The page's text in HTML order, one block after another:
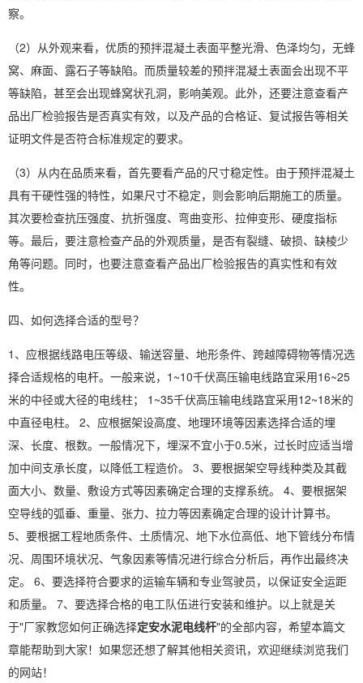
察。
（2）从外观来看，优质的预拌混凝土表面平整光滑、色泽均匀，无蜂
窝、麻面、露石子等缺陷。而质量较差的预拌混凝土表面会出现不平
等缺陷，甚至会出现蜂窝状孔洞，影响美观。此外，还要注意查看产
品出厂检验报告是否真实有效，以及产品的合格证、复试报告等相关
证明文件是否符合标准规定的要求。
（3）从内在品质来看，首先要看产品的尺寸稳定性。由于预拌混凝土
具有干硬性强的特性，如果尺寸不稳定，则会影响后期施工的质量。
其次要检查抗压强度、抗折强度、弯曲变形、拉伸变形、硬度指标
等。最后，要注意检查产品的外观质量，是否有裂缝、破损、缺棱少
角等问题。同时，也要注意查看产品出厂检验报告的真实性和有效
性。
四、如何选择合适的型号？
1、应根据线路电压等级、输送容量、地形条件、跨越障碍物等情况选
择合适规格的电杆。一般来说，1~10千伏高压输电线路宜采用16~25
米的中径或大径的电线柱； 1~35千伏高压输电线路宜采用12~18米的
中直径电柱。 2、应根据架设高度、地理环境等因素选择合适的埋
深、长度、根数。一般情况下，埋深不宜小于0.5米，过长时应适当增
加中间支承长度，以降低工程造价。 3、要根据架空导线种类及其截
面大小、数量、敷设方式等因素确定合理的支撑系统。 4、要根据架
空导线的弧垂、重量、张力、拉力等因素确定合理的设计计算书。
5、要根据工程地质条件、土质情况、地下水位高低、地下管线分布情
况、周围环境状况、气象因素等情况进行综合分析后，再作出最终决
定。 6、要选择符合要求的运输车辆和专业驾驶员，以保证安全运距
和质量。 7、要选择合格的电工队伍进行安装和维护。以上就是关
于"厂家教您如何正确选择定安水泥电线杆"的全部内容，希望本篇文
章能帮助到大家！如果您还想了解其他相关资讯，欢迎继续浏览我们
的网站！